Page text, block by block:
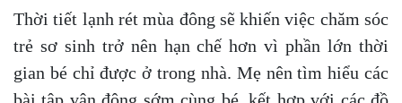
Thời tiết lạnh rét mùa đông sẽ khiến việc chăm sóc
trẻ sơ sinh trở nên hạn chế hơn vì phần lớn thời
gian bé chỉ được ở trong nhà. Mẹ nên tìm hiểu các